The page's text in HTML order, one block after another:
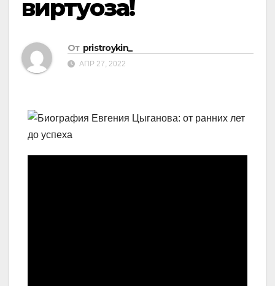
виртуоза!
От pristroykin_
АПР 27, 2022